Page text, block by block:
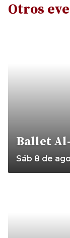
Otros
Ballet
Sáb 8 de